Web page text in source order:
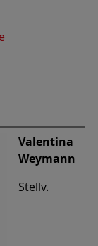
Valentina
Weymann
Stellv.